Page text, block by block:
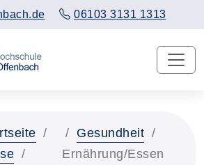
06103 3131 1313
Gesundheit
Ernährung/Essen